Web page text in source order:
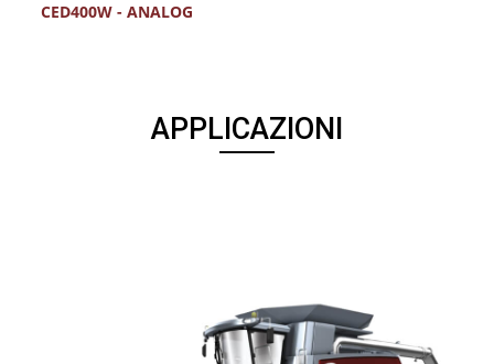
CED400W - ANALOG
APPLICAZIONI